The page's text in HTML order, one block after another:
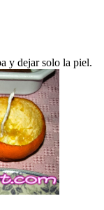
y dejar solo la piel.